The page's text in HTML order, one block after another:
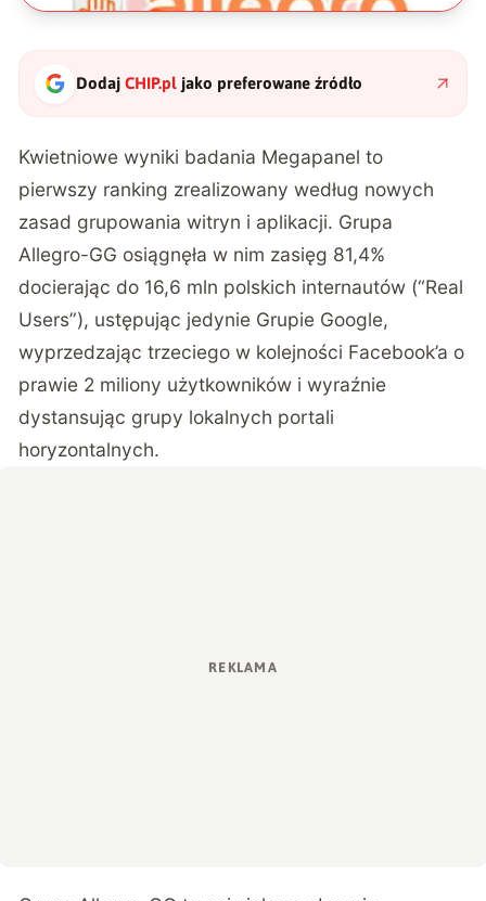
DodajCHIP.pl jako preferowane źródło
Kwietniowe wyniki badania Megapanel to
pierwszy ranking zrealizowany według nowych
zasad grupowania witryn i aplikacji. Grupa
Allegro-GG osiągnęła w nim zasięg 81,4%
docierając do 16,6 mln polskich internautów (“Real
Users”), ustępując jedynie Grupie Google,
wyprzedzając trzeciego w kolejności Facebook’a o
prawie 2 miliony użytkowników i wyraźnie
dystansując grupy lokalnych portali
horyzontalnych.